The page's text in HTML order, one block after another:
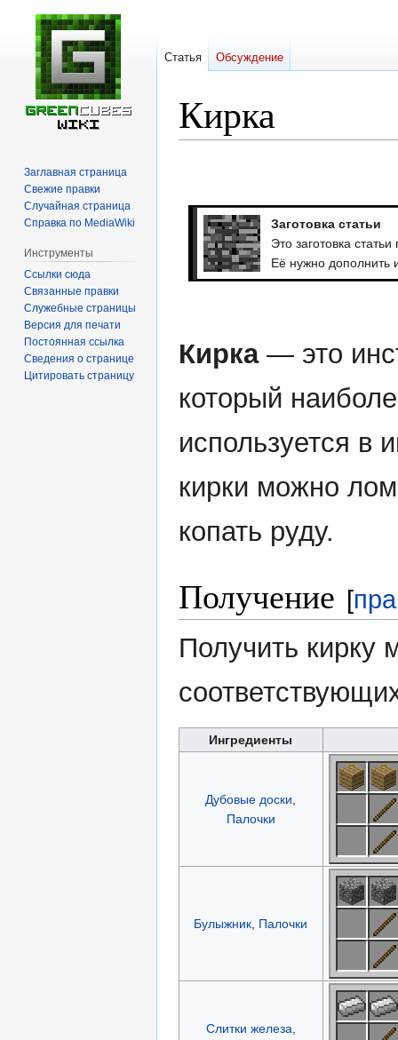
Кирка
навигации
поиску
Заготовка статьи
Это заготовка
Её нужно дополнить
Кирка— это
который
используется в
кирки можно
копать руду.
Получение [
Получить кирку
Ингредиенты
Дубовые доски,
Палочки
Булыжник, Палочки
Слитки железа,
Статья Обсуждение
Заглавная страница
Свежие правки
Случайная страница
Справка по MediaWiki
Инструменты
Ссылки сюда
Связанные правки
Служебные страницы
Версия для печати
Постоянная ссылка
Сведения о странице
Цитировать страницу